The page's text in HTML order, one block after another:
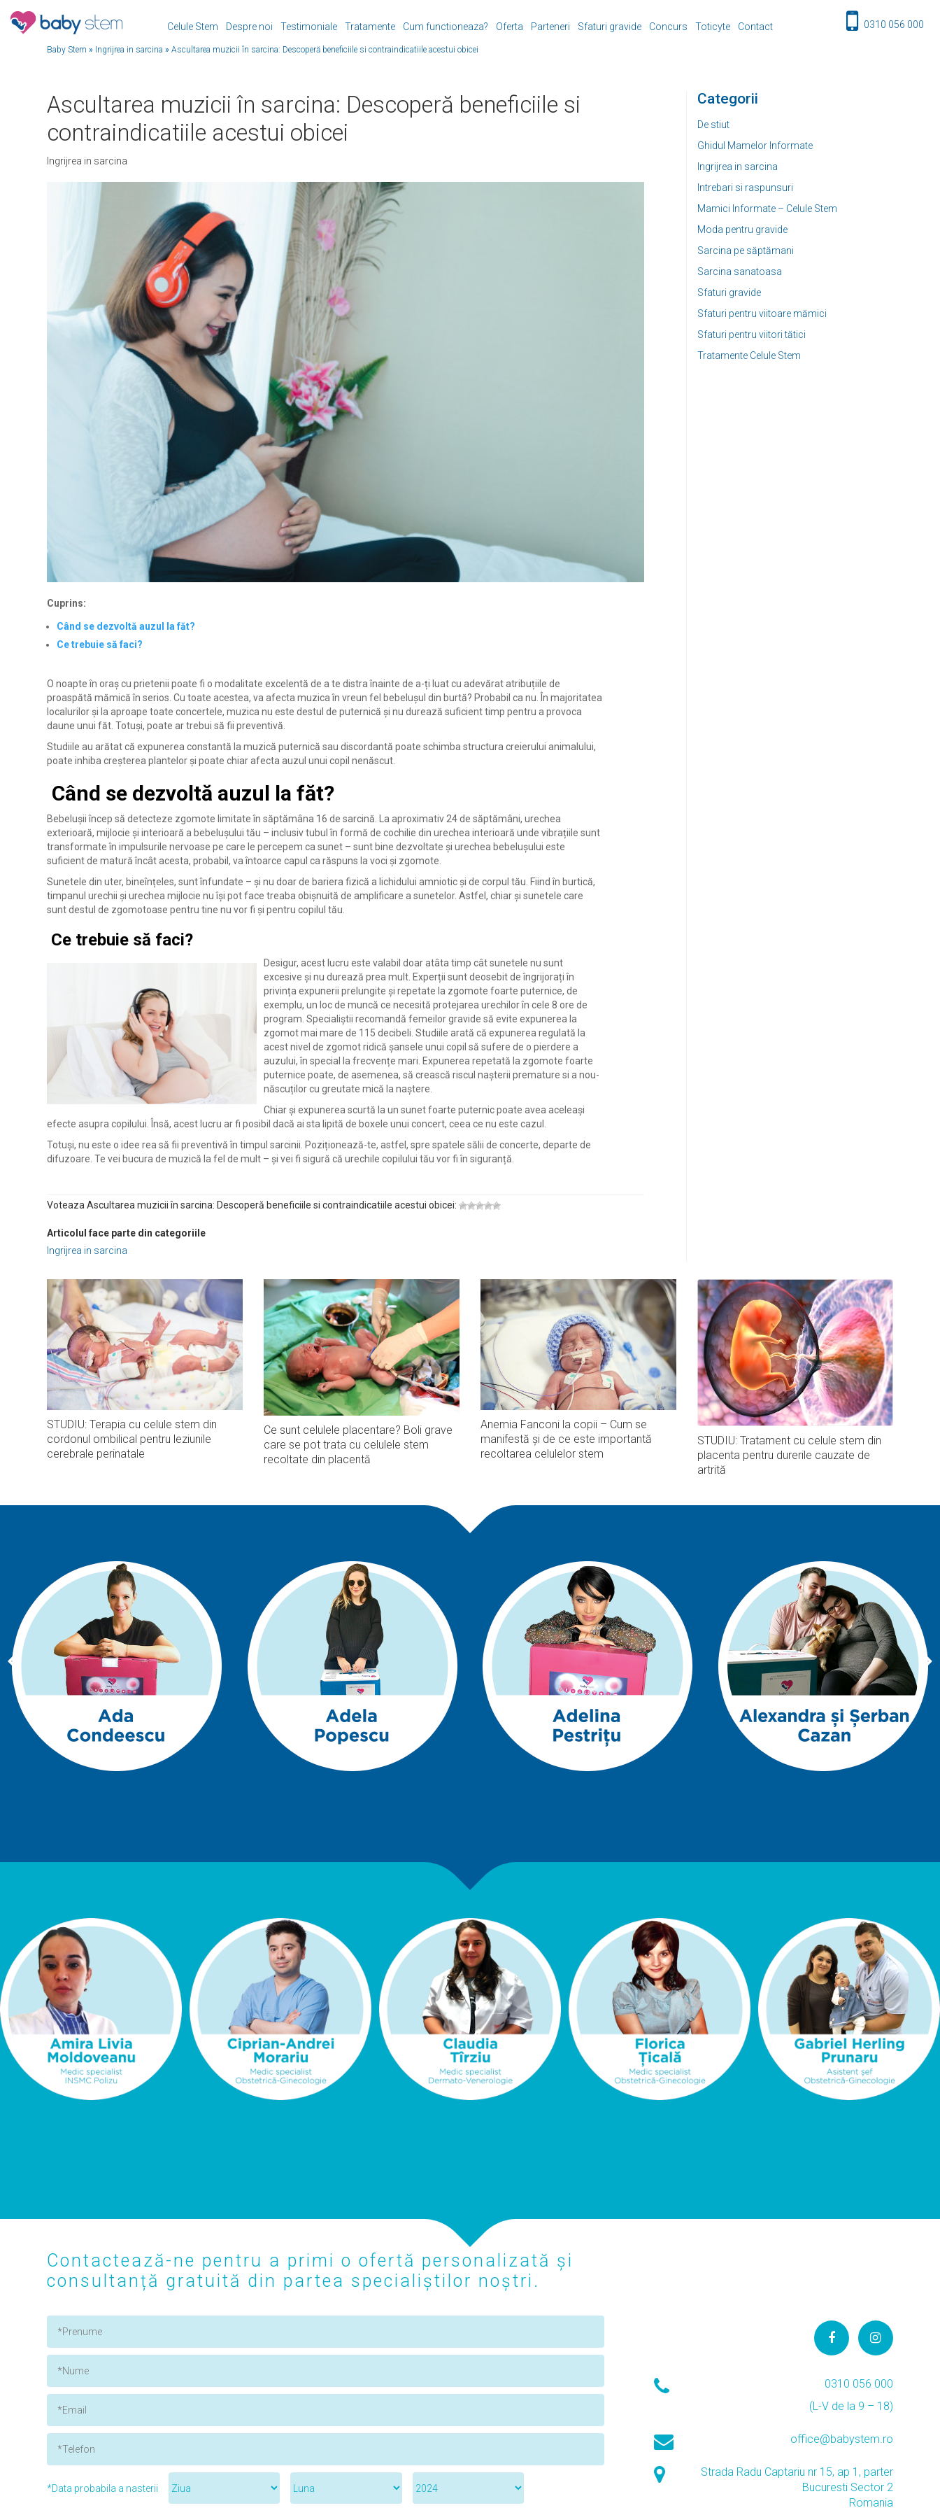
Celule Stem Despre noi Testimoniale Tratamente Cum functioneaza? Oferta Parteneri Sfaturi gravide Concurs Toticyte Contact 0310 056 000
Baby Stem » Ingrijrea in sarcina » Ascultarea muzicii în sarcina: Descoperă beneficiile si contraindicatiile acestui obicei
Categorii
De stiut
Ghidul Mamelor Informate
Ingrijrea in sarcina
Intrebari si raspunsuri
Mamici Informate – Celule Stem
Moda pentru gravide
Sarcina pe săptămani
Sarcina sanatoasa
Sfaturi gravide
Sfaturi pentru viitoare mămici
Sfaturi pentru viitori tătici
Tratamente Celule Stem
Ascultarea muzicii în sarcina: Descoperă beneficiile si
contraindicatiile acestui obicei
Ingrijrea in sarcina
Cuprins:
Când se dezvoltă auzul la făt?
Ce trebuie să faci?
O noapte în oraș cu prietenii poate fi o modalitate excelentă de a te distra înainte de a-ți luat cu adevărat atribuțiile de
proaspătă mămică în serios. Cu toate acestea, va afecta muzica în vreun fel bebelușul din burtă? Probabil ca nu. În majoritatea
localurilor și la aproape toate concertele, muzica nu este destul de puternică și nu durează suficient timp pentru a provoca
daune unui făt. Totuși, poate ar trebui să fii preventivă.
Studiile au arătat că expunerea constantă la muzică puternică sau discordantă poate schimba structura creierului animalului,
poate inhiba creșterea plantelor și poate chiar afecta auzul unui copil nenăscut.
Când se dezvoltă auzul la făt?
Bebelușii încep să detecteze zgomote limitate în săptămâna 16 de sarcină. La aproximativ 24 de săptămâni, urechea
exterioară, mijlocie și interioară a bebelușului tău – inclusiv tubul în formă de cochilie din urechea interioară unde vibrațiile sunt
transformate în impulsurile nervoase pe care le percepem ca sunet – sunt bine dezvoltate și urechea bebelușului este
suficient de matură încât acesta, probabil, va întoarce capul ca răspuns la voci și zgomote.
Sunetele din uter, bineînțeles, sunt înfundate – și nu doar de bariera fizică a lichidului amniotic și de corpul tău. Fiind în burtică,
timpanul urechii și urechea mijlocie nu își pot face treaba obișnuită de amplificare a sunetelor. Astfel, chiar și sunetele care
sunt destul de zgomotoase pentru tine nu vor fi și pentru copilul tău.
Ce trebuie să faci?
Desigur, acest lucru este valabil doar atâta timp cât sunetele nu sunt
excesive și nu durează prea mult. Experții sunt deosebit de îngrijorați în
privința expunerii prelungite și repetate la zgomote foarte puternice, de
exemplu, un loc de muncă ce necesită protejarea urechilor în cele 8 ore de
program. Specialiștii recomandă femeilor gravide să evite expunerea la
zgomot mai mare de 115 decibeli. Studiile arată că expunerea regulată la
acest nivel de zgomot ridică șansele unui copil să sufere de o pierdere a
auzului, în special la frecvențe mari. Expunerea repetată la zgomote foarte
puternice poate, de asemenea, să crească riscul nașterii premature si a nou-
născuților cu greutate mică la naștere.
Chiar și expunerea scurtă la un sunet foarte puternic poate avea aceleași
efecte asupra copilului. Însă, acest lucru ar fi posibil dacă ai sta lipită de boxele unui concert, ceea ce nu este cazul.
Totuși, nu este o idee rea să fii preventivă în timpul sarcinii. Poziționează-te, astfel, spre spatele sălii de concerte, departe de
difuzoare. Te vei bucura de muzică la fel de mult – și vei fi sigură că urechile copilului tău vor fi în siguranță.
Voteaza Ascultarea muzicii în sarcina: Descoperă beneficiile si contraindicatiile acestui obicei:
Articolul face parte din categoriile
Ingrijrea in sarcina
STUDIU: Terapia cu celule stem din
cordonul ombilical pentru leziunile
cerebrale perinatale
Ce sunt celulele placentare? Boli grave
care se pot trata cu celulele stem
recoltate din placentă
Anemia Fanconi la copii – Cum se
manifestă și de ce este importantă
recoltarea celulelor stem
STUDIU: Tratament cu celule stem din
placenta pentru durerile cauzate de
artrită
Contactează-ne pentru a primi o ofertă personalizată și
consultanță gratuită din partea specialiștilor noștri.
*Data probabila a nasterii
0310 056 000
(L-V de la 9 – 18)
office@babystem.ro
Strada Radu Captariu nr 15, ap 1, parter
Bucuresti Sector 2
Romania